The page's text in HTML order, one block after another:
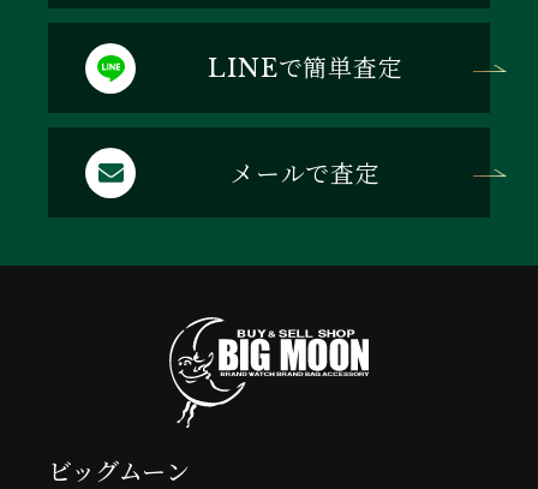
LINEで簡単査定
メールで査定
ビッグムーン